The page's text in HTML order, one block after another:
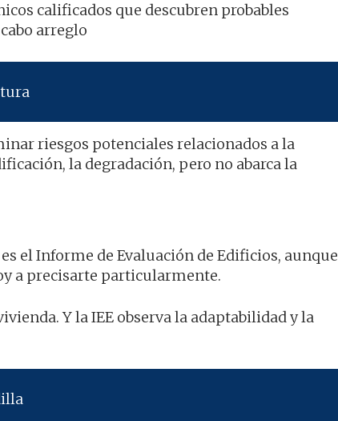
calificados que descubren probables
arreglo
riesgos potenciales relacionados a la
la degradación, pero no abarca la
el Informe de Evaluación de Edificios, aunque
a precisarte particularmente.
Y la IEE observa la adaptabilidad y la